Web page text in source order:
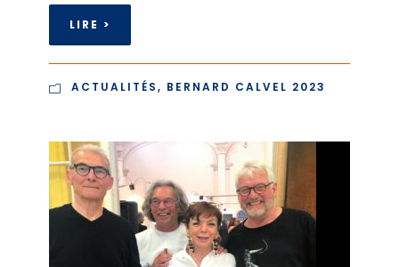
LIRE >
ACTUALITÉS, BERNARD CALVEL 2023